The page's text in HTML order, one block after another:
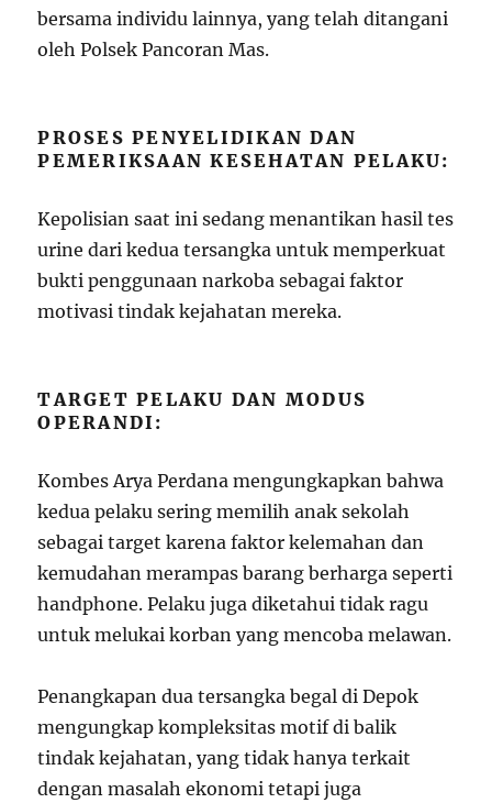
bersama individu lainnya, yang telah ditangani
oleh Polsek Pancoran Mas.
PROSES PENYELIDIKAN DAN
PEMERIKSAAN KESEHATAN PELAKU:
Kepolisian saat ini sedang menantikan hasil tes
urine dari kedua tersangka untuk memperkuat
bukti penggunaan narkoba sebagai faktor
motivasi tindak kejahatan mereka.
TARGET PELAKU DAN MODUS
OPERANDI:
Kombes Arya Perdana mengungkapkan bahwa
kedua pelaku sering memilih anak sekolah
sebagai target karena faktor kelemahan dan
kemudahan merampas barang berharga seperti
handphone. Pelaku juga diketahui tidak ragu
untuk melukai korban yang mencoba melawan.
Penangkapan dua tersangka begal di Depok
mengungkap kompleksitas motif di balik
tindak kejahatan, yang tidak hanya terkait
dengan masalah ekonomi tetapi juga